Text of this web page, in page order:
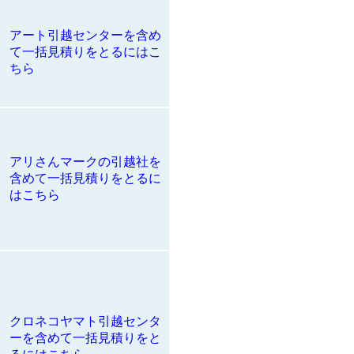
アート引越センターを含め
て一括見積りをとるにはこ
ちら
アリさんマークの引越社を
含めて一括見積りをとるに
はこちら
クロネコヤマト引越センタ
ーを含めて一括見積りをと